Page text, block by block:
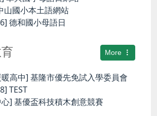
山國小本土語網站
德和國小母語日
More
高中] 基隆市優先免試入學委員會
TEST
] 基優盃科技積木創意競賽